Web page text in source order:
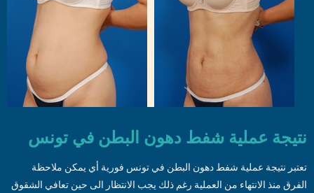
نتيجة عملية شفط دهون البطن في تونس
تعتبر نتيجة عملية شفط دهون البطن في تونس فورية أي يمكن ملاحظة
الفرق منذ الانتهاء من العملية رغم ذلك يجب الانتظار الى حين تعافي الشقوق